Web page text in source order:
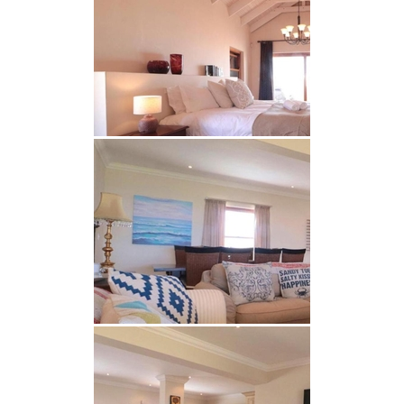
öffnet sich zu einer überdachten Terrasse mit
ZUSÄTZLICHE EINRICHTUNGEN
Eine Tandemgarage bietet sicheres Parken für zwei
Fahrzeuge. Das Anwesen verfügt über einen
gepflegten ummauerten Garten und bietet
eingeschränkten, teilweisen Meerblick.